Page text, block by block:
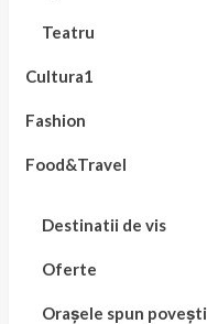
Teatru
Cultura1
Fashion
Food&Travel
Destinatii de vis
Oferte
Orașele spun povești